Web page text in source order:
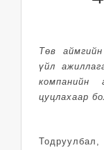
Төв
үйл
компанийн
цуцлахаар